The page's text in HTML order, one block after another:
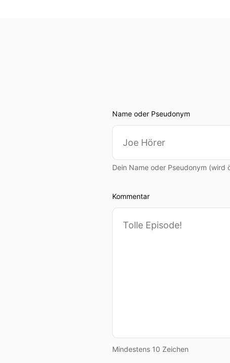
Name oder Pseudonym
Dein Name oder Pseudonym (wird
Kommentar
Mindestens 10 Zeichen